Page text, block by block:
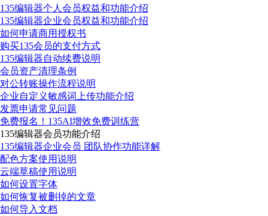
135编辑器个人会员权益和功能介绍
135编辑器企业会员权益和功能介绍
如何申请商用授权书
购买135会员的支付方式
135编辑器自动续费说明
会员资产清理条例
对公转账操作流程说明
企业自定义敏感词上传功能介绍
发票申请常见问题
免费报名！135AI增效免费训练营
135编辑器会员功能介绍
135编辑器企业会员 团队协作功能详解
配色方案使用说明
云端草稿使用说明
如何设置字体
如何恢复被删掉的文章
如何导入文档